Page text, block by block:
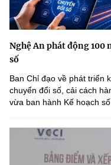
Nghệ An phát động 100
số
Ban Chỉ đạo về phát triển
chuyển đổi số, cải cách
vừa ban hành Kế hoạch